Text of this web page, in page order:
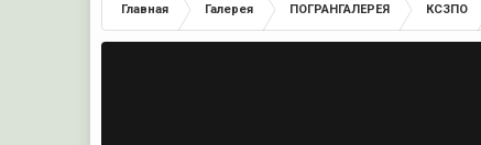
Главная Галерея ПОГРАНГАЛЕРЕЯ КСЗПО